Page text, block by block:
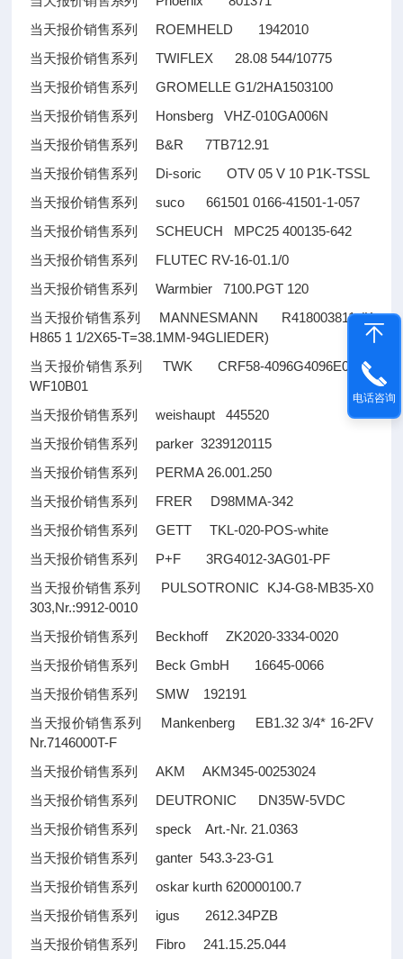
当天报价销售系列 ROEMHELD 1942010
当天报价销售系列 TWIFLEX 28.08 544/10775
当天报价销售系列 GROMELLE G1/2HA1503100
当天报价销售系列 Honsberg VHZ-010GA006N
当天报价销售系列 B&R 7TB712.91
当天报价销售系列 Di-soric OTV 05 V 10 P1K-TSSL
当天报价销售系列 suco 661501 0166-41501-1-057
当天报价销售系列 SCHEUCH MPC25 400135-642
当天报价销售系列 FLUTEC RV-16-01.1/0
当天报价销售系列 Warmbier 7100.PGT 120
当天报价销售系列 MANNESMANN R418003811 (K
H865 1 1/2X65-T=38.1MM-94GLIEDER)
当天报价销售系列 TWK CRF58-4096G4096E01+S
WF10B01
当天报价销售系列 weishaupt 445520
当天报价销售系列 parker 3239120115
当天报价销售系列 PERMA 26.001.250
当天报价销售系列 FRER D98MMA-342
当天报价销售系列 GETT TKL-020-POS-white
当天报价销售系列 P+F 3RG4012-3AG01-PF
当天报价销售系列 PULSOTRONIC KJ4-G8-MB35-X0
303,Nr.:9912-0010
当天报价销售系列 Beckhoff ZK2020-3334-0020
当天报价销售系列 Beck GmbH 16645-0066
当天报价销售系列 SMW 192191
当天报价销售系列 Mankenberg EB1.32 3/4* 16-2FV
Nr.7146000T-F
当天报价销售系列 AKM AKM345-00253024
当天报价销售系列 DEUTRONIC DN35W-5VDC
当天报价销售系列 speck Art.-Nr. 21.0363
当天报价销售系列 ganter 543.3-23-G1
当天报价销售系列 oskar kurth 620000100.7
当天报价销售系列 igus 2612.34PZB
当天报价销售系列 Fibro 241.15.25.044
电话咨询